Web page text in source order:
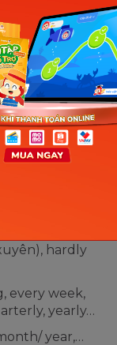
to America
off at 8 a.m today.
she is a bad
xuyên),
frequently
hardly
every week,
yearly…
year,…